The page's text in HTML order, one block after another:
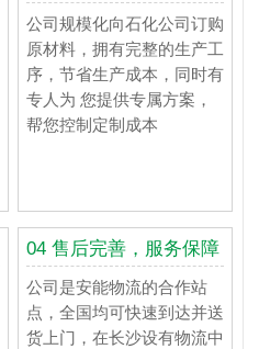
公司规模化向石化公司订购
原材料，拥有完整的生产工
序，节省生产成本，同时有
专人为 您提供专属方案，
帮您控制定制成本
04 售后完善，服务保障
公司是安能物流的合作站
点，全国均可快速到达并送
货上门，在长沙设有物流中